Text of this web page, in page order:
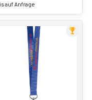
auf Anfrage